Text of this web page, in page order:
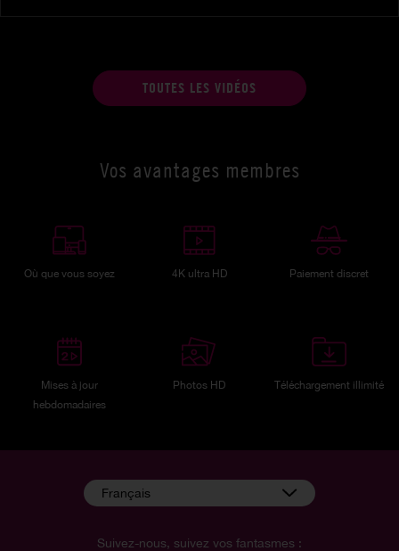
TOUTES LES VIDÉOS
Vos avantages membres
Où que vous soyez 4K ultra HD Paiement discret
Mises à jour
hebdomadaires
Photos HD Téléchargement illimité
Suivez-nous, suivez vos fantasmes :
Français